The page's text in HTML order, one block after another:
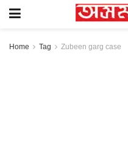
Home Tag Zubeen garg case